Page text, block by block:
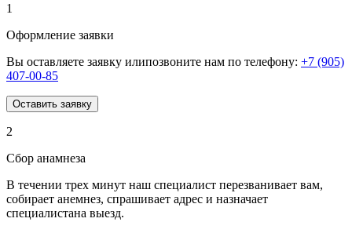
1
Оформление заявки
Вы оставляете заявку илипозвоните нам по телефону: +7 (905)
407-00-85
Оставить заявку
2
Сбор анамнеза
В течении трех минут наш специалист перезванивает вам,
собирает анемнез, спрашивает адрес и назначает
специалистана выезд.